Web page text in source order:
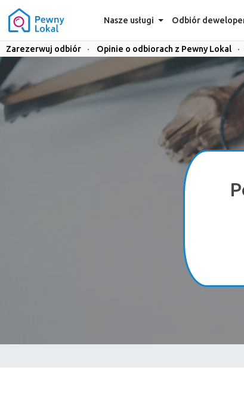
Nasze usługi Odbiór
Zarezerwuj odbiór · Opinie o odbiorach z Pewny Lokal ·